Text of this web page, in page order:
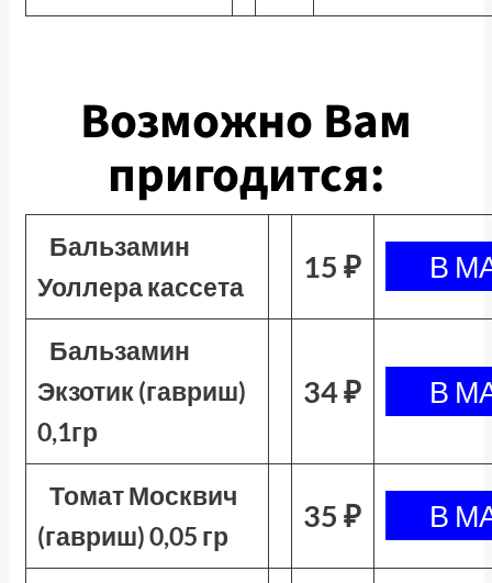
Возможно Вам
пригодится:
Бальзамин
Уоллера кассета
15 ₽
Бальзамин
Экзотик (гавриш)
0,1гр
34 ₽
Томат Москвич
(гавриш) 0,05 гр
35 ₽